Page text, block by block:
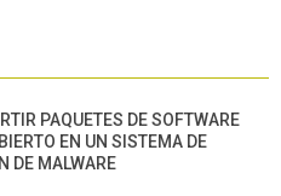
PAQUETES DE SOFTWARE
EN UN SISTEMA DE
DE MALWARE